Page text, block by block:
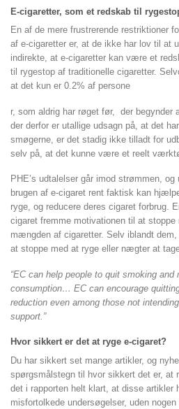
E-cigaretter, som et redskab til
En af de mere frustrerende restriktioner
af e-cigaretter er, at de ikke har lov til at
indirekte, at e-cigaretter kan være et
til rygestop af traditionelle cigaretter.
at det kun er 0.2% af persone
r, som aldrig har røget før, der begynder
der derfor er utallige udsagn på, at det
smøgerne, er det stadig ikke tilladt for
selv på, at det kunne være et reelt
PHE’s udtalelser går imod strømmen,
brugen af e-cigaret rent faktisk kan
ryge, og reducere deres cigaret forbrug.
cigaret fremme motivationen til at
mængden af cigaretter. Selv iblandt
at stoppe med at ryge eller nægter at
“EC can help people to quit smoking and
consumption… EC can encourage
reduction even among those not
support.”
Hvor sikkert er det at ryge e-cigaret?
Du har sikkert set mange artikler, og
spørgsmålstegn til hvor sikkert det er, at
det i rapporten helt klart, at disse artikler
misfortolkede undersøgelser, uden